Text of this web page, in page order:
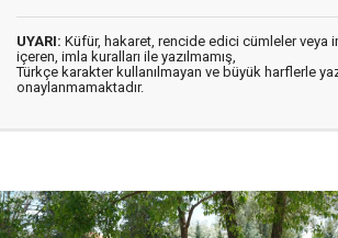
UYARI: Küfür, hakaret, rencide edici cümleler veya
içeren, imla kuralları ile yazılmamış,
Türkçe karakter kullanılmayan ve büyük harflerle
onaylanmamaktadır.